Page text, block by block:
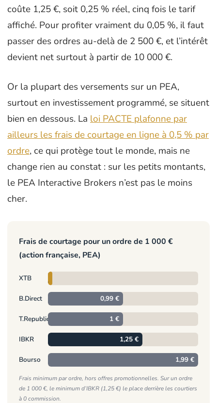
coûte 1,25 €, soit 0,25 % réel, cinq fois le tarif
affiché. Pour profiter vraiment du 0,05 %, il faut
passer des ordres au-delà de 2 500 €, et l’intérêt
devient net surtout à partir de 10 000 €.
Or la plupart des versements sur un PEA,
surtout en investissement programmé, se situent
bien en dessous. La loi PACTE plafonne par
ailleurs les frais de courtage en ligne à 0,5 % par
ordre, ce qui protège tout le monde, mais ne
change rien au constat : sur les petits montants,
le PEA Interactive Brokers n’est pas le moins
cher.
Frais de courtage pour un ordre de 1 000 €
(action française, PEA)
XTB
0
€
B.Direct
0,99 €
T.Republic 1 €
IBKR 1,25 €
Bourso 1,99 €
Frais minimum par ordre, hors offres promotionnelles. Sur un ordre
de 1 000 €, le minimum d’IBKR (1,25 €) le place derrière les courtiers
à 0 commission.